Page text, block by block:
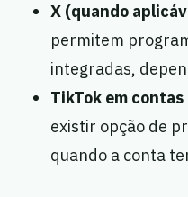
X (quando
permitem
integradas,
TikTok em
existir opção de
quando a conta